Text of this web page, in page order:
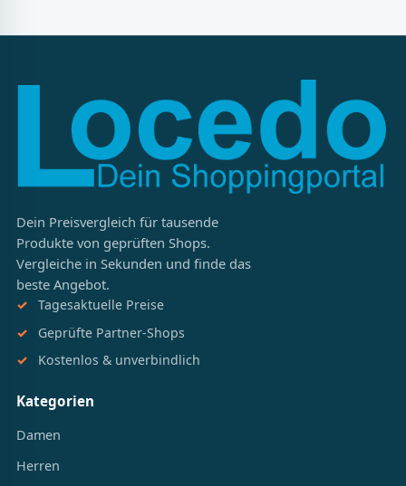
Dein Preisvergleich für tausende
Produkte von geprüften Shops.
Vergleiche in Sekunden und finde das
beste Angebot.
Tagesaktuelle Preise
Geprüfte Partner-Shops
Kostenlos & unverbindlich
Kategorien
Damen
Herren